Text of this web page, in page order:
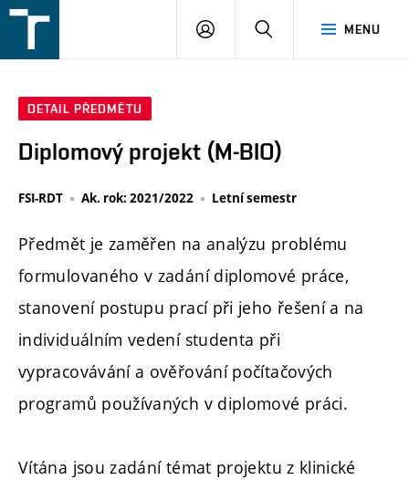
v
MENU
PŘIHLÁŠENÍ
DETAIL PŘEDMĚTU
Diplomový projekt (M-BIO)
FSI-RDT Ak. rok: 2021/2022 Letní semestr
Předmět je zaměřen na analýzu problému
formulovaného v zadání diplomové práce,
stanovení postupu prací při jeho řešení a na
individuálním vedení studenta při
vypracovávání a ověřování počítačových
programů používaných v diplomové práci.
Vítána jsou zadání témat projektu z klinické